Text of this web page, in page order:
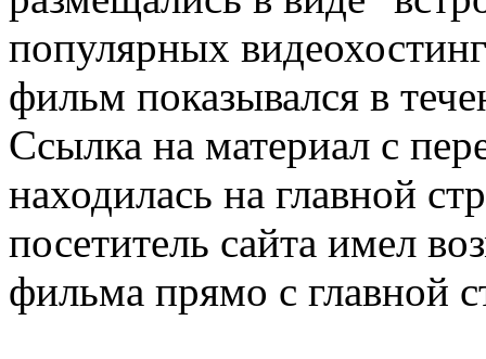
популярных
фильм показывался в
Ссылка на материал с
находилась на главной
посетитель сайта имел
фильма прямо с главной